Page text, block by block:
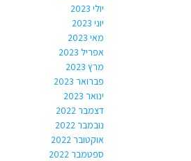
יולי 2023
יוני 2023
מאי 2023
אפריל 2023
מרץ 2023
פברואר 2023
ינואר 2023
דצמבר 2022
נובמבר 2022
אוקטובר 2022
ספטמבר 2022